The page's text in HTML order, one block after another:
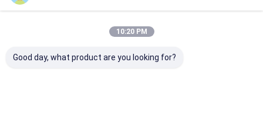
10:20 PM
Good day, what product are you looking for?